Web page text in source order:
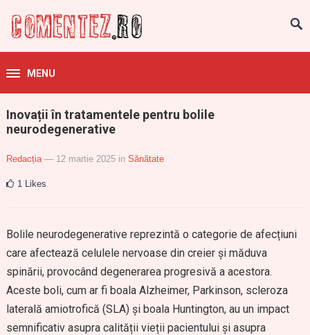
MENU
Inovații în tratamentele pentru bolile
neurodegenerative
Redacția — 12 martie 2025 in Sănătate
1 Likes
Bolile neurodegenerative reprezintă o categorie de afecțiuni
care afectează celulele nervoase din creier și măduva
spinării, provocând degenerarea progresivă a acestora.
Aceste boli, cum ar fi boala Alzheimer, Parkinson, scleroza
laterală amiotrofică (SLA) și boala Huntington, au un impact
semnificativ asupra calității vieții pacientului și asupra